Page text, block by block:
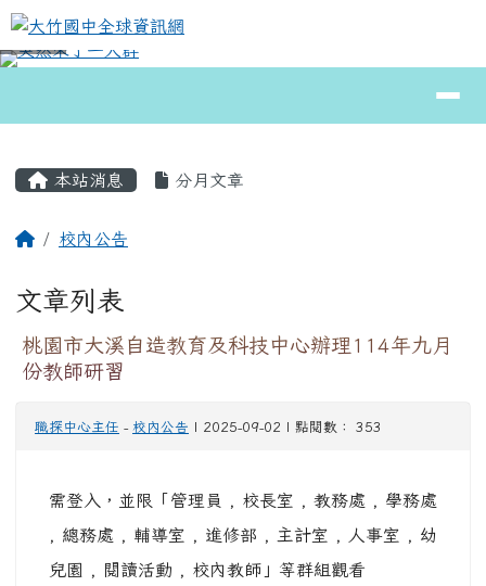
跳至主內容區
大竹國中全球資訊網
⏸
本站消息 分月文章
回首頁校內公告
文章列表
桃園市大溪自造教育及科技中心辦理114年九月
份教師研習
職探中心主任 - 校內公告 | 2025-09-02 | 點閱數： 353
需登入，並限「管理員 , 校長室 , 教務處 , 學務處
, 總務處 , 輔導室 , 進修部 , 主計室 , 人事室 , 幼
兒園 , 閱讀活動 , 校內教師」等群組觀看